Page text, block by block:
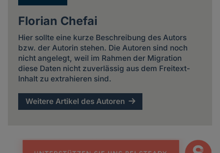
Florian Chefai
Hier sollte eine kurze Beschreibung des Autors
bzw. der Autorin stehen. Die Autoren sind noch
nicht angelegt, weil im Rahmen der Migration
diese Daten nicht zuverlässig aus dem Freitext-
Inhalt zu extrahieren sind.
Weitere Artikel des Autoren